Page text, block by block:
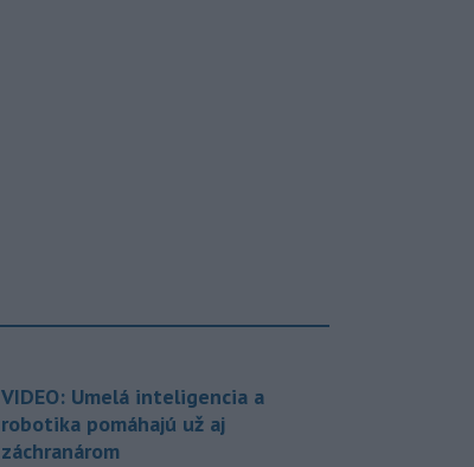
VIDEO: Umelá inteligencia a
robotika pomáhajú už aj
záchranárom